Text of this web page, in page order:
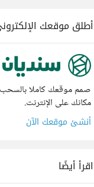
أطلق موقعك
صمم موقعك كاملا
مكانك على الإنترنت.
أنشئ موقعك الآن
اقرأ أيضًا